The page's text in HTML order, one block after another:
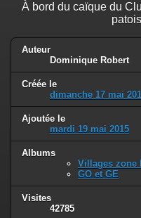
À bord du caïque du
Auteur
Dominique Robert
Créée le
dimanche 17 mai
Ajoutée le
mardi 19 mai 2015
Albums
Villages zone
GO et GE
Visites
42785